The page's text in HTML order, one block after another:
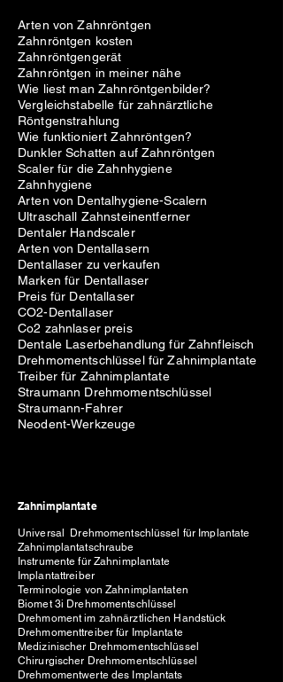
Arten von Zahnröntgen
Zahnröntgen kosten
Zahnröntgengerät
Zahnröntgen in meiner nähe
Wie liest man Zahnröntgenbilder?
Vergleichstabelle für zahnärztliche
Röntgenstrahlung
Wie funktioniert Zahnröntgen?
Dunkler Schatten auf Zahnröntgen
Scaler für die Zahnhygiene
Zahnhygiene
Arten von Dentalhygiene-Scalern
Ultraschall Zahnsteinentferner
Dentaler Handscaler
Arten von Dentallasern
Dentallaser zu verkaufen
Marken für Dentallaser
Preis für Dentallaser
CO2-Dentallaser
Co2 zahnlaser preis
Dentale Laserbehandlung für Zahnfleisch
Drehmomentschlüssel für Zahnimplantate
Treiber für Zahnimplantate
Straumann Drehmomentschlüssel
Straumann-Fahrer
Neodent-Werkzeuge
Zahnimplantate
Universal Drehmomentschlüssel für Implantate
Zahnimplantatschraube
Instrumente für Zahnimplantate
Implantattreiber
Terminologie von Zahnimplantaten
Biomet 3i Drehmomentschlüssel
Drehmoment im zahnärztlichen Handstück
Drehmomenttreiber für Implantate
Medizinischer Drehmomentschlüssel
Chirurgischer Drehmomentschlüssel
Drehmomentwerte des Implantats